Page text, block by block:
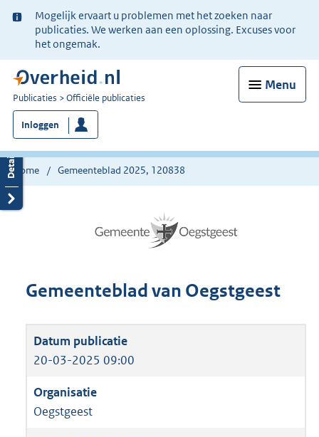
Ter
informatie:
Mogelijk ervaart u problemen met het zoeken naar
publicaties. We werken aan een oplossing. Excuses voor
het ongemak.
Menu
U
bent
nu
hier:
Publicaties Officiële publicaties
Inloggen
Home Gemeenteblad 2025, 120838
Gemeenteblad van Oegstgeest
20-03-2025 09:00
Oegstgeest